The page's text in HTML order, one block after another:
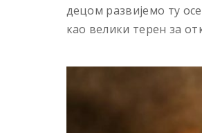
децом развијемо ту
као велики терен за